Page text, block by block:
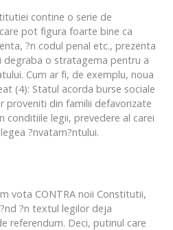
contine o serie de
pot figura foarte bine ca
?n codul penal etc., prezenta
degraba o stratagema pentru a
Cum ar fi, de exemplu, noua
(4): Statul acorda burse sociale
proveniti din familii defavorizate
conditiile legii, prevedere al carei
?nvatam?ntului.
vota CONTRA noii Constitutii,
?n textul legilor deja
referendum. Deci, putinul care